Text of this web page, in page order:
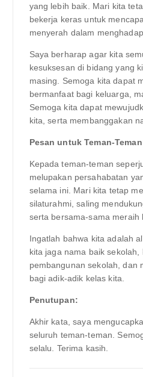
yang lebih baik. Mari kita
bekerja keras untuk
menyerah dalam
Saya berharap agar kita
kesuksesan di bidang yang
masing. Semoga kita dapat
bermanfaat bagi keluarga,
Semoga kita dapat
kita, serta membanggakan
Pesan untuk Teman-
Kepada teman-teman
melupakan persahabatan
selama ini. Mari kita tetap
silaturahmi, saling
serta bersama-sama meraih
Ingatlah bahwa kita adalah
kita jaga nama baik
pembangunan sekolah, dan
bagi adik-adik kelas kita.
Penutupan:
Akhir kata, saya
seluruh teman-teman.
selalu. Terima kasih.